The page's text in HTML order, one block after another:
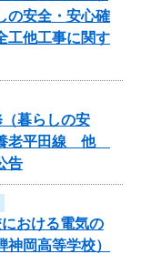
の安全・安心確
工他工事に関す
暮らしの安
養老平田線 他
告
おける電気の
岡高等学校）